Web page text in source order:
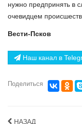
нужно предпринять в
очевидцем
Вести-Псков
Наш канал в
Поделиться
НАЗАД